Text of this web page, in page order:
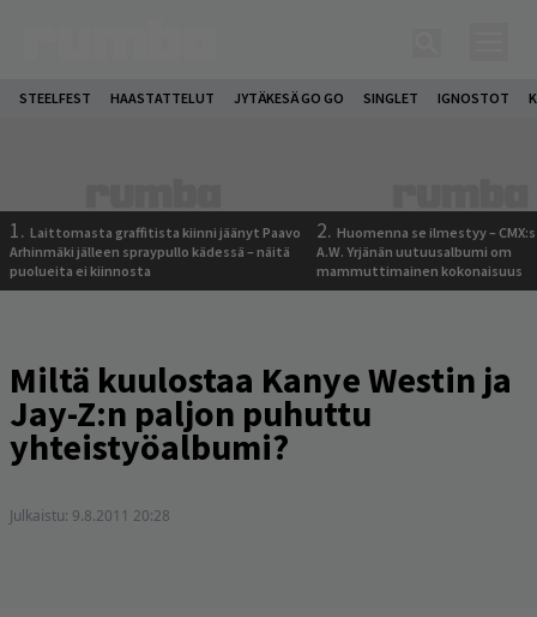
STEELFEST HAASTATTELUT JYTÄKESÄ GO GO SINGLET IGNOSTOT
1. Laittomasta graffitista kiinni jäänyt Paavo
Arhinmäki jälleen spraypullo kädessä – näitä
puolueita ei kiinnosta
2. Huomenna se ilmestyy –
A.W. Yrjänän uutuusalbumi om
mammuttimainen kokonaisuus
Miltä kuulostaa Kanye Westin ja
Jay-Z:n paljon puhuttu
yhteistyöalbumi?
Julkaistu: 9.8.2011 20:28